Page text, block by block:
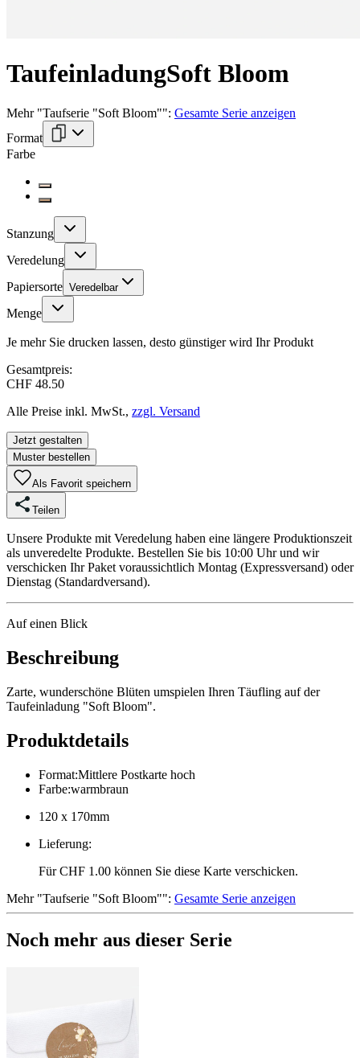
TaufeinladungSoft Bloom
Mehr"Taufserie "Soft Bloom"": Gesamte Serie anzeigen
Format
Farbe
Stanzung
Veredelung
Papiersorte Veredelbar
Menge
Je mehr Sie drucken lassen, desto günstiger wird Ihr Produkt
Gesamtpreis:
CHF 48.50
Alle Preise inkl. MwSt., zzgl. Versand
Jetzt gestalten
Muster bestellen
Als Favorit speichern
Teilen
Unsere Produkte mit Veredelung haben eine längere Produktionszeit
als unveredelte Produkte. Bestellen Sie bis 10:00 Uhr und wir
verschicken Ihr Paket voraussichtlich Montag (Expressversand) oder
Dienstag (Standardversand).
Auf einen Blick
Beschreibung
Zarte, wunderschöne Blüten umspielen Ihren Täufling auf der
Taufeinladung "Soft Bloom".
Produktdetails
Format:Mittlere Postkarte hoch
Farbe:warmbraun
120 x 170mm
Lieferung:
Für CHF 1.00 können Sie diese Karte verschicken.
Mehr"Taufserie "Soft Bloom"": Gesamte Serie anzeigen
Noch mehr aus dieser Serie